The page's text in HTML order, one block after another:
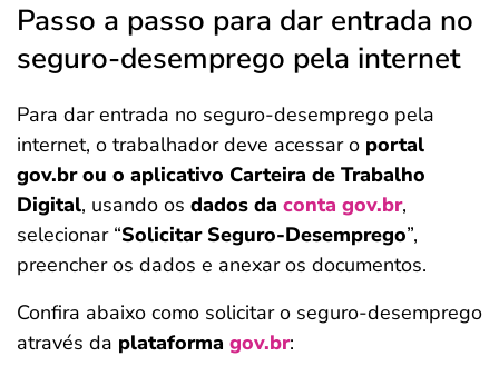
Passo a passo para dar entrada no
seguro-desemprego pela internet
Para dar entrada no seguro-desemprego pela
internet, o trabalhador deve acessar o portal
gov.br ou o aplicativo Carteira de Trabalho
Digital, usando os dados da conta gov.br,
selecionar “Solicitar Seguro-Desemprego”,
preencher os dados e anexar os documentos.
Confira abaixo como solicitar o seguro-desemprego
através da plataforma gov.br: